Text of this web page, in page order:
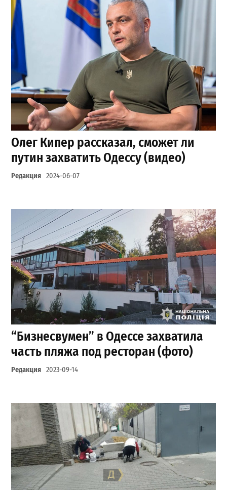
Олег Кипер рассказал, сможет ли
путин захватить Одессу (видео)
Редакция 2024-06-07
“Бизнесвумен” в Одессе захватила
часть пляжа под ресторан (фото)
Редакция 2023-09-14